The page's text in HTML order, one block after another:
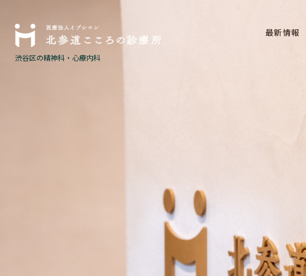
渋谷区の精神科・心療内科
最新情報